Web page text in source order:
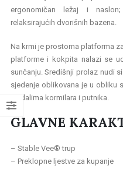
ergonomičan ležaj i
relaksirajućih dvorišnih bazena.
Na krmi je prostorna platforma
platforme i kokpita nalazi se
sunčanju. Središnji prolaz nudi
sjedenje oblikovana je u obliku
sjedalima kormilara i putnika.
GLAVNE
– Stable Vee® trup
– Preklopne ljestve za kupanje